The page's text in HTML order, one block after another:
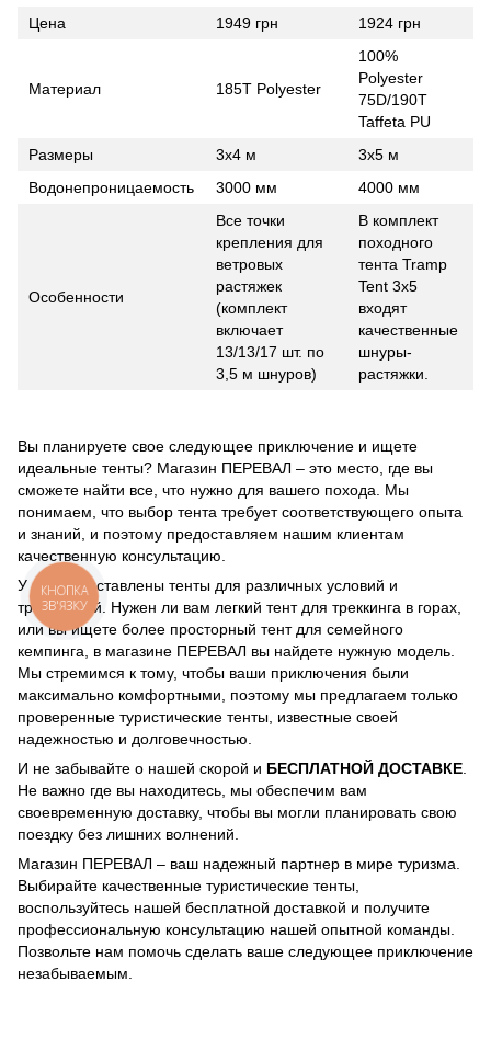
Цена 1949 грн 1924 грн
Материал 185T Polyester
100%
Polyester
75D/190T
Taffeta PU
Размеры
3х4 м
3x5 м
Водонепроницаемость
3000 мм 4000 мм
Особенности
Все точки
крепления для
ветровых
растяжек
(комплект
включает
13/13/17 шт. по
3,5 м шнуров)
В комплект
походного
тента Tramp
Tent 3x5
входят
качественные
шнуры-
растяжки.
Вы планируете свое следующее приключение и ищете
идеальные тенты? Магазин ПЕРЕВАЛ – это место, где вы
сможете найти все, что нужно для вашего похода. Мы
понимаем, что выбор тента требует соответствующего опыта
и знаний, и поэтому предоставляем нашим клиентам
качественную консультацию.
У нас представлены тенты для различных условий и
требований. Нужен ли вам легкий тент для треккинга в горах,
или вы ищете более просторный тент для семейного
кемпинга, в магазине ПЕРЕВАЛ вы найдете нужную модель.
Мы стремимся к тому, чтобы ваши приключения были
максимально комфортными, поэтому мы предлагаем только
проверенные туристические тенты, известные своей
надежностью и долговечностью.
И не забывайте о нашей скорой и БЕСПЛАТНОЙ ДОСТАВКЕ
Не важно где вы находитесь, мы обеспечим вам
своевременную доставку, чтобы вы могли планировать свою
поездку без лишних волнений.
Магазин ПЕРЕВАЛ – ваш надежный партнер в мире туризма.
Выбирайте качественные туристические тенты,
воспользуйтесь нашей бесплатной доставкой и получите
профессиональную консультацию нашей опытной команды.
Позвольте нам помочь сделать ваше следующее приключение
незабываемым.
КНОПКА
ЗВ'ЯЗКУ